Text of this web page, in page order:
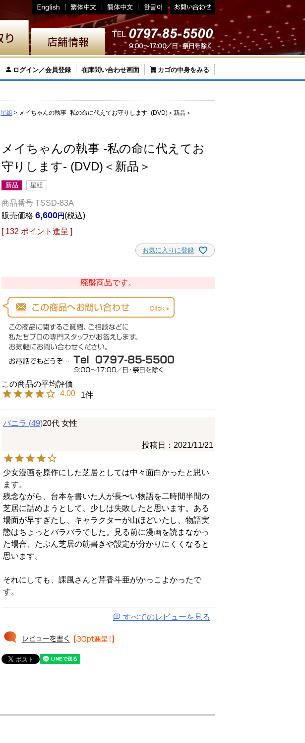
ログイン／会員登録 在庫問い合わせ画面 カゴの中身をみる
星組 メイちゃんの執事 -私の命に代えてお守りします- (DVD)＜新品＞
メイちゃんの執事 -私の命に代えてお
守りします- (DVD)＜新品＞
新品 星組
商品番号 TSSD-83A
販売価格 6,600
税込
[ 132 ポイント進呈 ]
お気に入りに登録
廃盤商品です。
4.00 1
バニラ 49 20代 女性
投稿日 2021/11/21
少女漫画を原作にした芝居としては中々面白かったと思い
ます。
残念ながら、台本を書いた人が長〜い物語を二時間半間の
芝居に詰めようとして、少しは失敗したと思います。ある
場面が早すぎたし、キャラクターが山ほどいたし、物語実
態はちょっとバラバラでした。見る前に漫画を読まなかっ
た場合、たぶん芝居の筋書きや設定が分かりにくくなると
思います。
それにしても、課風さんと芹香斗亜がかっこよかったで
す。
すべてのレビューを見る